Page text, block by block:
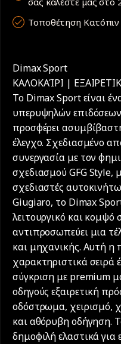
Τοποθέτηση Κατόπιν
Dimax Sport
ΚΑΛΟΚΑΊΡΙ |
Το Dimax Sport είναι
υπερυψηλών επιδόσεων
προσφέρει
έλεγχο. Σχεδιασμένο
συνεργασία με τον
σχεδιασμού GFG Style,
σχεδιαστές
Giugiaro, το Dimax
λειτουργικό και
αντιπροσωπεύει μια
και μηχανικής. Αυτή η
χαρακτηριστικά σειρά
σύγκριση με premium
οδηγούς εξαιρετική
οδόστρωμα, χειρισμό,
και αθόρυβη οδήγηση.
δημοφιλή ελαστικά για